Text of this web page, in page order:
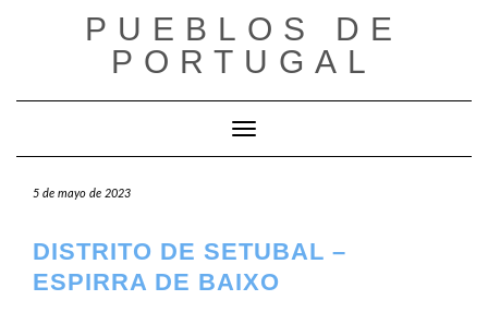
PUEBLOS DE
PORTUGAL
Cambiar modo de navegación
5 de mayo de 2023
DISTRITO DE SETUBAL –
ESPIRRA DE BAIXO